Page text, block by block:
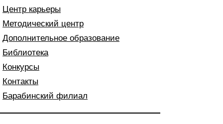
Центр карьеры
Методический центр
Дополнительное образование
Библиотека
Конкурсы
Контакты
Барабинский филиал